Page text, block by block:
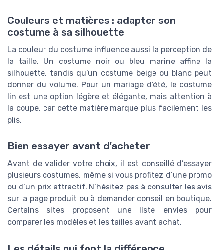
Couleurs et matières : adapter son
costume à sa silhouette
La couleur du costume influence aussi la perception de
la taille. Un costume noir ou bleu marine affine la
silhouette, tandis qu’un costume beige ou blanc peut
donner du volume. Pour un mariage d’été, le costume
lin est une option légère et élégante, mais attention à
la coupe, car cette matière marque plus facilement les
plis.
Bien essayer avant d’acheter
Avant de valider votre choix, il est conseillé d’essayer
plusieurs costumes, même si vous profitez d’une promo
ou d’un prix attractif. N’hésitez pas à consulter les avis
sur la page produit ou à demander conseil en boutique.
Certains sites proposent une liste envies pour
comparer les modèles et les tailles avant achat.